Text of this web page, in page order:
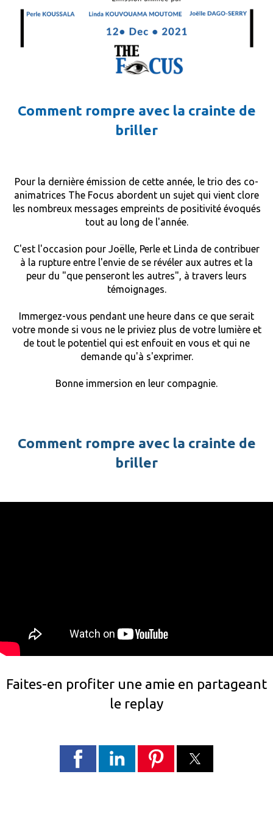
Comment rompre avec la crainte de
briller
Pour la dernière émission de cette année, le trio des co-
animatrices The Focus abordent un sujet qui vient clore
les nombreux messages empreints de positivité évoqués
tout au long de l'année.
C'est l'occasion pour Joëlle, Perle et Linda de contribuer
à la rupture entre l'envie de se révéler aux autres et la
peur du "que penseront les autres", à travers leurs
témoignages.
Immergez-vous pendant une heure dans ce que serait
votre monde si vous ne le priviez plus de votre lumière et
de tout le potentiel qui est enfouit en vous et qui ne
demande qu'à s'exprimer.
Bonne immersion en leur compagnie.
Comment rompre avec la crainte de
briller
Faites-en profiter une amie en partageant
le replay